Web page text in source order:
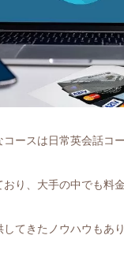
ースは日常英会話コ
り、大手の中でも料
てきたノウハウもあ